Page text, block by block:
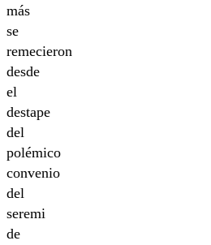
más
se
remecieron
desde
el
destape
del
polémico
convenio
del
seremi
de